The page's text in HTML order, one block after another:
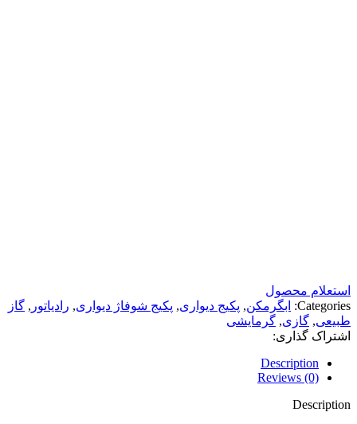
استعلام محصول
Categories:
ابگرمکن, پکیج دیواری, پکیج شوفاژ دیواری, رادیاتور , گاز
طبیعی, گازی, گرمایشی
اشتراک گذاری:
Description
Reviews (0)
Description